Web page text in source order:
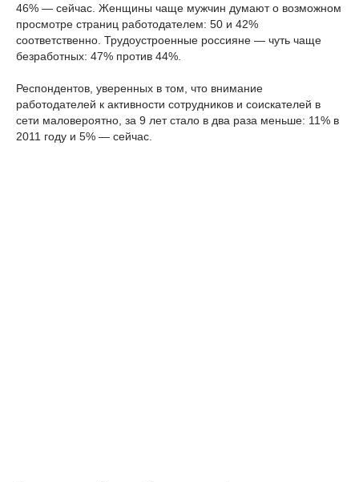
46% — сейчас. Женщины чаще мужчин думают о возможном
просмотре страниц работодателем: 50 и 42%
соответственно. Трудоустроенные россияне — чуть чаще
безработных: 47% против 44%.
Респондентов, уверенных в том, что внимание
работодателей к активности сотрудников и соискателей в
сети маловероятно, за 9 лет стало в два раза меньше: 11% в
2011 году и 5% — сейчас.